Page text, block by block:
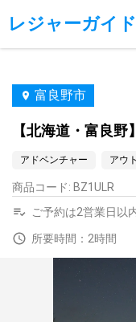
レジャーガイ
富良野市
【北海道・富良
アドベンチャー アウ
商品コード: BZ1ULR
ご予約は2営業日以
所要時間：2時間